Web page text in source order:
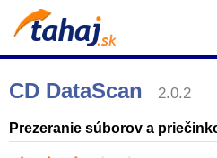
CD DataScan 2.0.2
Prezeranie súborov a